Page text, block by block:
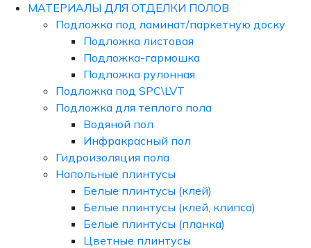
МАТЕРИАЛЫ ДЛЯ ОТДЕЛКИ ПОЛОВ
Подложка под ламинат/паркетную доску
Подложка листовая
Подложка-гармошка
Подложка рулонная
Подложка под SPC\LVT
Подложка для теплого пола
Водяной пол
Инфракрасный пол
Гидроизоляция пола
Напольные плинтусы
Белые плинтусы (клей)
Белые плинтусы (клей, клипса)
Белые плинтусы (планка)
Цветные плинтусы